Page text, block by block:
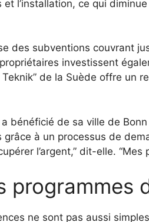
et l’installation, ce qui
des subventions couvrant
investissent
Teknik” de la Suède offre un
bénéficié de sa ville de
à un processus de
l’argent,” dit-elle.
programmes
ne sont pas aussi